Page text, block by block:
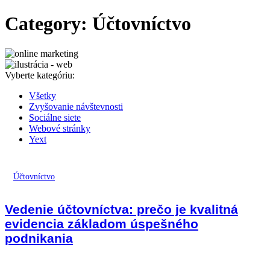
Category: Účtovníctvo
Vyberte kategóriu:
Všetky
Zvyšovanie návštevnosti
Sociálne siete
Webové stránky
Yext
Účtovníctvo
Vedenie účtovníctva: prečo je kvalitná
evidencia základom úspešného
podnikania